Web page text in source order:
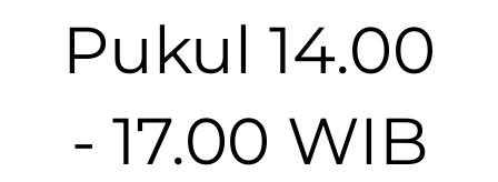
Pukul 14.00
- 17.00 WIB